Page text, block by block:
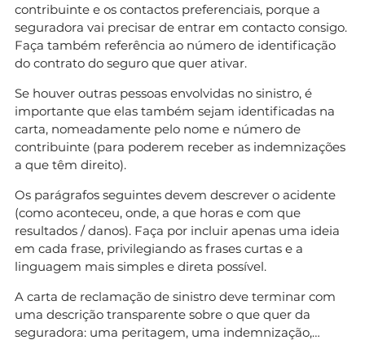
contribuinte e os contactos preferenciais, porque a
seguradora vai precisar de entrar em contacto consigo.
Faça também referência ao número de identificação
do contrato do seguro que quer ativar.
Se houver outras pessoas envolvidas no sinistro, é
importante que elas também sejam identificadas na
carta, nomeadamente pelo nome e número de
contribuinte (para poderem receber as indemnizações
a que têm direito).
Os parágrafos seguintes devem descrever o acidente
(como aconteceu, onde, a que horas e com que
resultados / danos). Faça por incluir apenas uma ideia
em cada frase, privilegiando as frases curtas e a
linguagem mais simples e direta possível.
A carta de reclamação de sinistro deve terminar com
uma descrição transparente sobre o que quer da
seguradora: uma peritagem, uma indemnização,…